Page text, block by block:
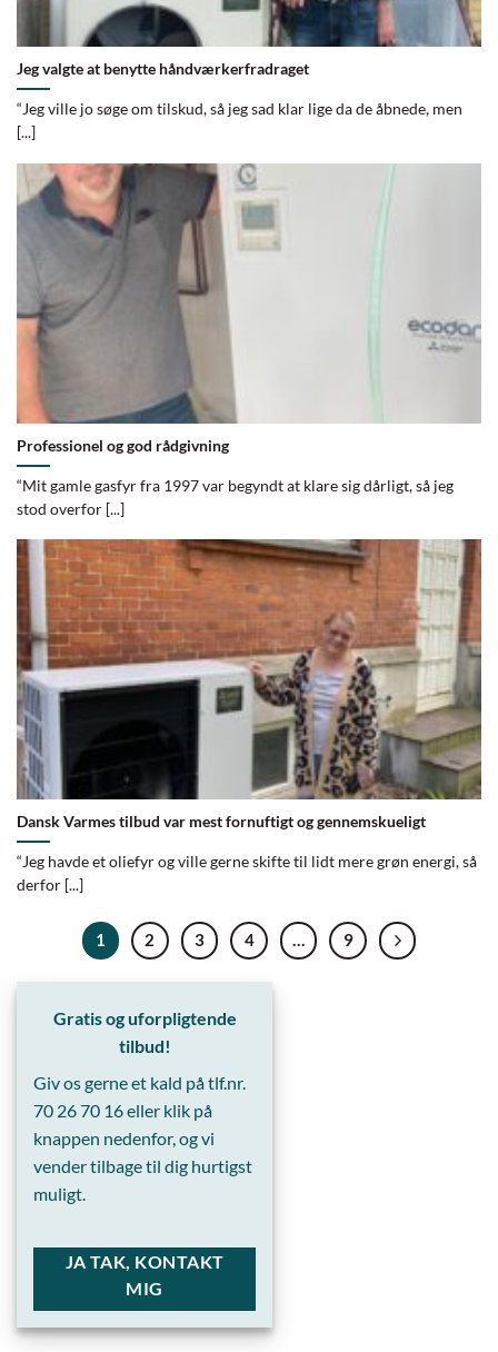
Jeg valgte at benytte håndværkerfradraget
“Jeg ville jo søge om tilskud, så jeg sad klar lige da de åbnede, men
[...]
Professionel og god rådgivning
“Mit gamle gasfyr fra 1997 var begyndt at klare sig dårligt, så jeg
stod overfor [...]
Dansk Varmes tilbud var mest fornuftigt og gennemskueligt
“Jeg havde et oliefyr og ville gerne skifte til lidt mere grøn energi, så
derfor [...]
1 2 3 4 … 9
Gratis og uforpligtende
tilbud!
Giv os gerne et kald på tlf.nr.
70 26 70 16eller klik på
knappen nedenfor, og vi
vender tilbage til dig hurtigst
muligt.
JA TAK, KONTAKT
MIG